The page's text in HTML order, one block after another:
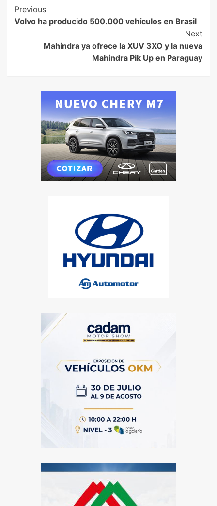
Previous
Volvo ha producido 500.000 vehículos en Brasil
Next
Mahindra ya ofrece la XUV 3XO y la nueva
Mahindra Pik Up en Paraguay